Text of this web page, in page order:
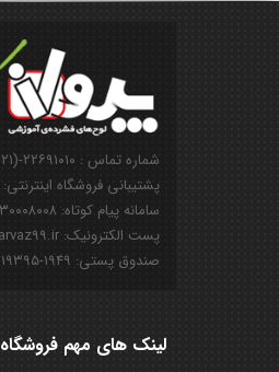
شماره تماس : ۲۲۶۹۱۰۱۰-(۰۲۱)
پشتیبانی فروشگاه اینترنتی: ۰۹۱۲۸۵۰۱۱۲۵
سامانه پیام کوتاه: ۳۰۰۰۸۰۰۸
پست الکترونیک: info@parvaz99.ir
صندوق پستی: ۱۹۴۹-۱۹۳۹۵
لینک های مهم فروشگاه